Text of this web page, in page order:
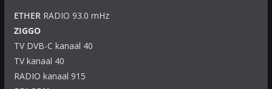
ETHERRADIO 93.0 mHz
ZIGGO
TV DVB-C kanaal 40
TV kanaal 40
RADIO kanaal 915